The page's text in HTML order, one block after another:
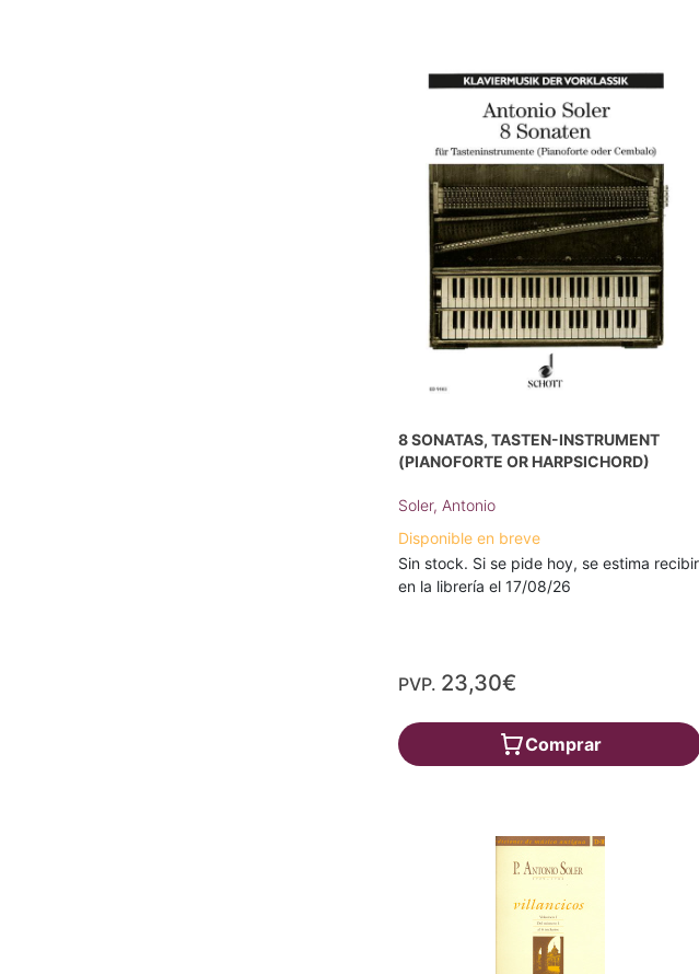
8 SONATAS, TASTEN-INSTRUMENT
(PIANOFORTE OR HARPSICHORD)
Soler, Antonio
Disponible en breve
Sin stock. Si se pide hoy, se estima recibir
en la librería el 17/08/26
PVP. 23,30€
Comprar